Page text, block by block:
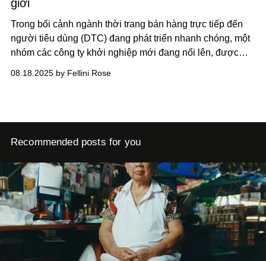
giới
Trong bối cảnh ngành thời trang bán hàng trực tiếp đến
người tiêu dùng (DTC) đang phát triển nhanh chóng, một
nhóm các công ty khởi nghiệp mới đang nổi lên, được
mạng xã hội, tận dụng sức hút của họ để ra mắt các
08.18.2025 by Fellini Rose
Recommended posts for you